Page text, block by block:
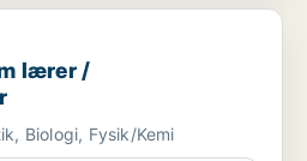
/ voksenunderviser
lærer /
Biologi, Fysik/Kemi